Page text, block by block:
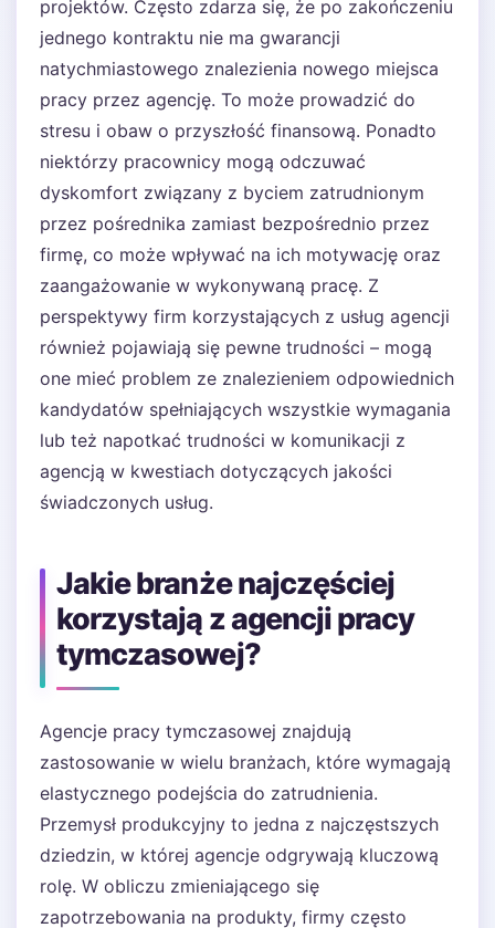
projektów. Często zdarza się, że po zakończeniu
jednego kontraktu nie ma gwarancji
natychmiastowego znalezienia nowego miejsca
pracy przez agencję. To może prowadzić do
stresu i obaw o przyszłość finansową. Ponadto
niektórzy pracownicy mogą odczuwać
dyskomfort związany z byciem zatrudnionym
przez pośrednika zamiast bezpośrednio przez
firmę, co może wpływać na ich motywację oraz
zaangażowanie w wykonywaną pracę. Z
perspektywy firm korzystających z usług agencji
również pojawiają się pewne trudności – mogą
one mieć problem ze znalezieniem odpowiednich
kandydatów spełniających wszystkie wymagania
lub też napotkać trudności w komunikacji z
agencją w kwestiach dotyczących jakości
świadczonych usług.
Jakie branże najczęściej
korzystają z agencji pracy
tymczasowej?
Agencje pracy tymczasowej znajdują
zastosowanie w wielu branżach, które wymagają
elastycznego podejścia do zatrudnienia.
Przemysł produkcyjny to jedna z najczęstszych
dziedzin, w której agencje odgrywają kluczową
rolę. W obliczu zmieniającego się
zapotrzebowania na produkty, firmy często